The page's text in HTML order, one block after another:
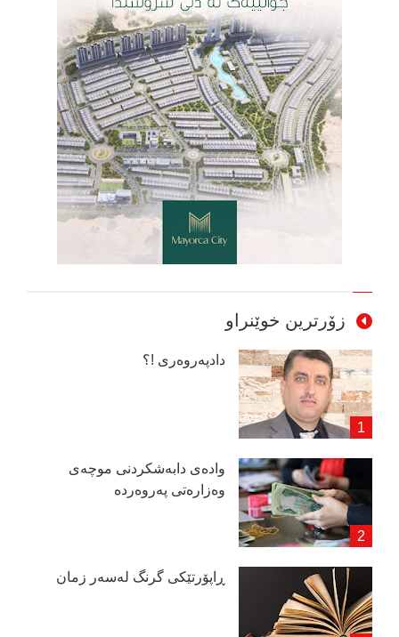
زۆرترین خوێنراو
دادپەروەری !؟
وادەی دابەشكردنی موچەی
وەزارەتی پەروەردە
ڕاپۆرتێكی گرنگ لەسەر زمان